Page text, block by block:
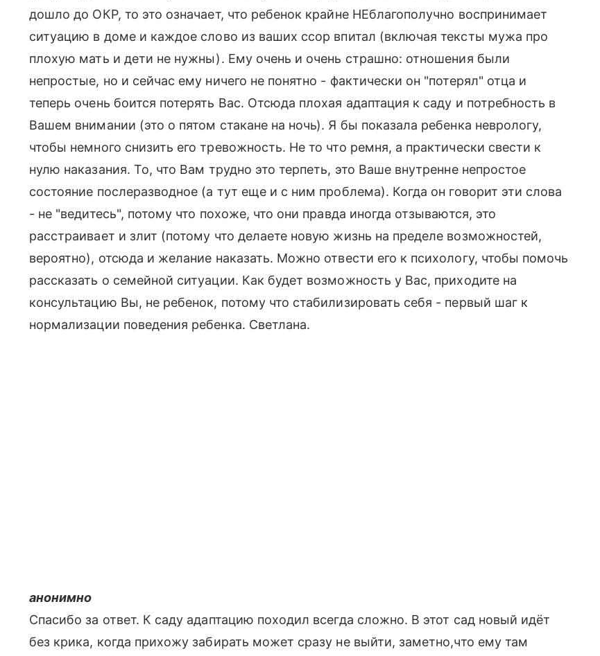
дошло до ОКР, то это означает, что ребенок крайне НЕблагополучно воспринимает
ситуацию в доме и каждое слово из ваших ссор впитал (включая тексты мужа про
плохую мать и дети не нужны). Ему очень и очень страшно: отношения были
непростые, но и сейчас ему ничего не понятно - фактически он "потерял" отца и
теперь очень боится потерять Вас. Отсюда плохая адаптация к саду и потребность в
Вашем внимании (это о пятом стакане на ночь). Я бы показала ребенка неврологу,
чтобы немного снизить его тревожность. Не то что ремня, а практически свести к
нулю наказания. То, что Вам трудно это терпеть, это Ваше внутренне непростое
состояние послеразводное (а тут еще и с ним проблема). Когда он говорит эти слова
- не "ведитесь", потому что похоже, что они правда иногда отзываются, это
расстраивает и злит (потому что делаете новую жизнь на пределе возможностей,
вероятно), отсюда и желание наказать. Можно отвести его к психологу, чтобы помочь
рассказать о семейной ситуации. Как будет возможность у Вас, приходите на
консультацию Вы, не ребенок, потому что стабилизировать себя - первый шаг к
нормализации поведения ребенка. Светлана.
анонимно
Спасибо за ответ. К саду адаптацию походил всегда сложно. В этот сад новый идёт
без крика, когда прихожу забирать может сразу не выйти, заметно,что ему там